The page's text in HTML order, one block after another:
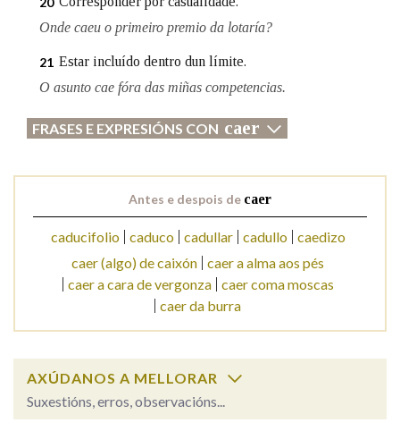
Onde caeu o primeiro premio da lotaría?
21 Estar incluído dentro dun límite.
O asunto cae fóra das miñas competencias.
FRASES E EXPRESIÓNS CON caer
Antes e despois de caer
caducifolio caduco cadullar cadullo
caedizo
caer (algo) de caixón caer a alma aos pés
caer a cara de vergonza
caer coma moscas
caer da burra
AXÚDANOS A MELLORAR
Suxestións, erros, observacións...